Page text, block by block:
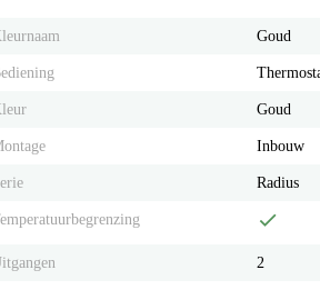
Goud
Goud
Inbouw
Radius
2